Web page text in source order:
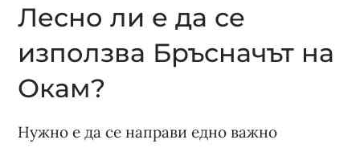
Лесно ли е да се
използва Бръсначът на
Окам?
Нужно е да се направи едно важно